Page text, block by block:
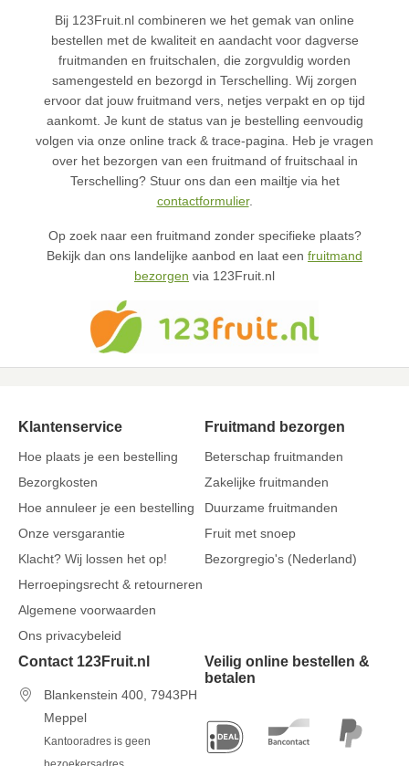
Bij 123Fruit.nl combineren we het gemak van online
bestellen met de kwaliteit en aandacht voor dagverse
fruitmanden en fruitschalen, die zorgvuldig worden
samengesteld en bezorgd in Terschelling. Wij zorgen
ervoor dat jouw fruitmand vers, netjes verpakt en op tijd
aankomt. Je kunt de status van je bestelling eenvoudig
volgen via onze online track & trace-pagina. Heb je vragen
over het bezorgen van een fruitmand of fruitschaal in
Terschelling? Stuur ons dan een mailtje via het
contactformulier.
Op zoek naar een fruitmand zonder specifieke plaats?
Bekijk dan ons landelijke aanbod en laat een fruitmand
bezorgen via 123Fruit.nl
Klantenservice
Hoe plaats je een bestelling
Bezorgkosten
Hoe annuleer je een bestelling
Onze versgarantie
Klacht? Wij lossen het op!
Herroepingsrecht & retourneren
Algemene voorwaarden
Ons privacybeleid
Fruitmand bezorgen
Beterschap fruitmanden
Zakelijke fruitmanden
Duurzame fruitmanden
Fruit met snoep
Bezorgregio's (Nederland)
Contact 123Fruit.nl
Blankenstein 400, 7943PH
Meppel
Kantooradres is geen
Veilig online bestellen &
betalen